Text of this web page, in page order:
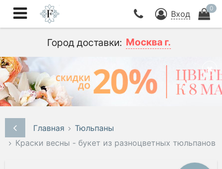
Вход
0
Город доставки: Москва г.
Главная
Тюльпаны
Краски весны - букет из разноцветных тюльпанов